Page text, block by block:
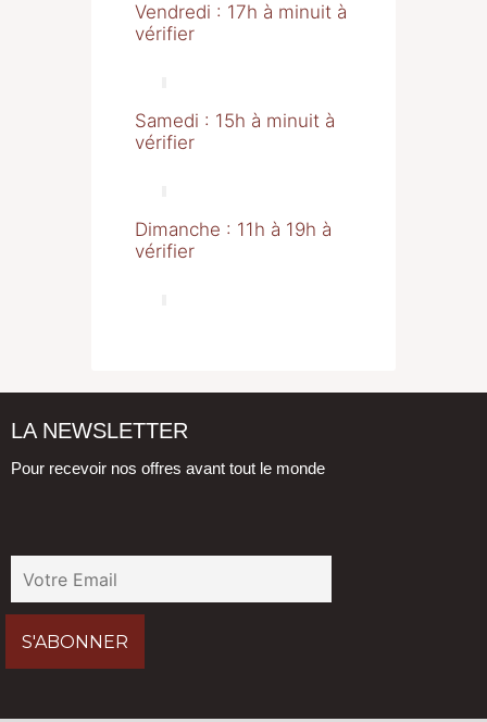
Vendredi : 17h à minuit à
vérifier
Samedi : 15h à minuit à
vérifier
Dimanche : 11h à 19h à
vérifier
LA NEWSLETTER
Pour recevoir nos offres avant tout le monde